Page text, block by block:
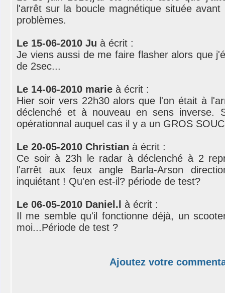
l'arrêt sur la boucle magnétique située
problèmes.
Le 15-06-2010 Ju à écrit :
Je viens aussi de me faire flasher alors que
de 2sec...
Le 14-06-2010 marie à écrit :
Hier soir vers 22h30 alors que l'on était à
déclenché et à nouveau en sens inverse.
opérationnal auquel cas il y a un GROS
Le 20-05-2010 Christian à écrit :
Ce soir à 23h le radar à déclenché à 2
l'arrêt aux feux angle Barla-Arson
inquiétant ! Qu'en est-il? période de test?
Le 06-05-2010 Daniel.l à écrit :
Il me semble qu'il fonctionne déjà, un
moi...Période de test ?
Ajoutez votre